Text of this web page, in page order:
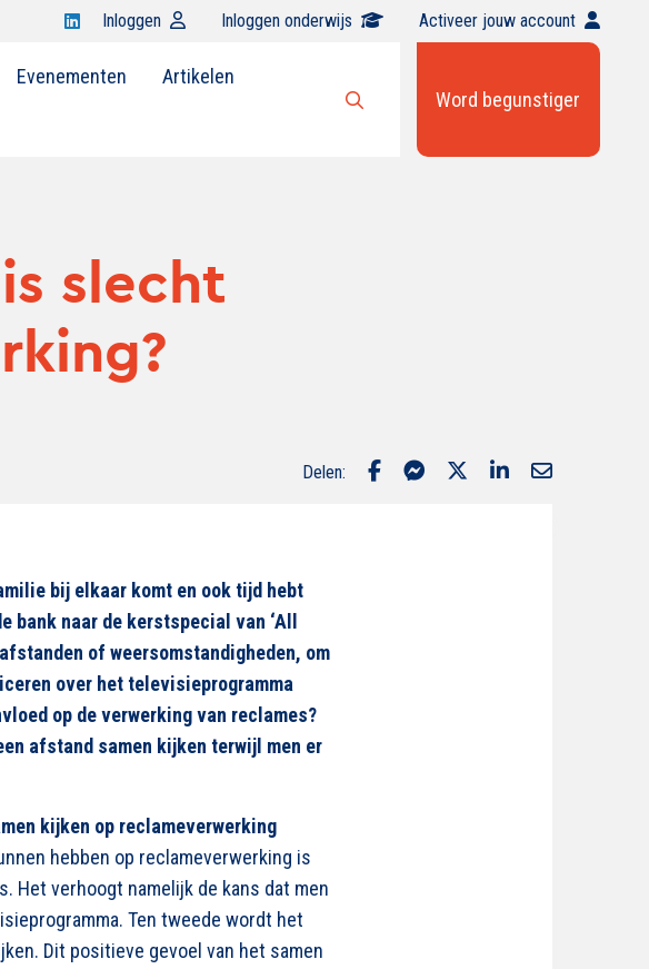
Open
op
Inloggen Inloggen onderwijs Activeer jouw account
Open
Evenementen
Artikelen
Word begunstiger
slecht
Delen:
bij elkaar komt en ook tijd hebt
bank naar de kerstspecial van ‘All
of weersomstandigheden, om
over het televisieprogramma
op de verwerking van reclames?
afstand samen kijken terwijl men er
kijken op reclameverwerking
hebben op reclameverwerking is
Het verhoogt namelijk de kans dat men
Ten tweede wordt het
Dit positieve gevoel van het samen